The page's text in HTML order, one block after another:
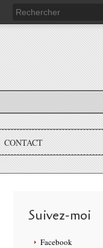
CONTACT
Suivez-moi
Facebook